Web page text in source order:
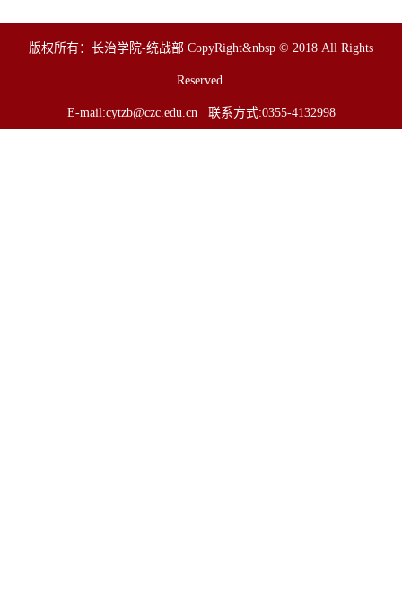
版权所有：长治学院-统战部 CopyRight&nbsp © 2018 All Rights
Reserved.
E-mail:cytzb@czc.edu.cn联系方式:0355-4132998